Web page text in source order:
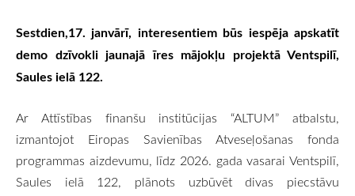
Sestdien,17. janvārī, interesentiem būs iespēja apskatīt
demo dzīvokli jaunajā īres mājokļu projektā Ventspilī,
Saules ielā 122.
Ar Attīstības finanšu institūcijas “ALTUM” atbalstu,
izmantojot Eiropas Savienības Atveseļošanas fonda
programmas aizdevumu, līdz 2026. gada vasarai Ventspilī,
Saules ielā 122, plānots uzbūvēt divas piecstāvu